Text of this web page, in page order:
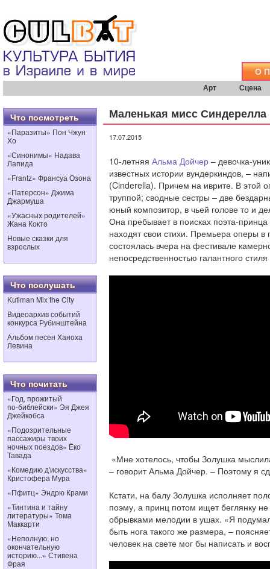
О
Арт Сцена
Что посмотреть
«Паразиты» Пон Чжун
Хо
«Синонимы» Надава
Лапида
«Frantz» Франсуа Озона
«Патерсон» Джима
Джармуша
«Ужасных родителей»
Жана Кокто
Новые сказки для
взрослых
Что послушать
Kutiman Mix the City
Видеоархив событий
конкурса Рубинштейна
Альбом песен Ханоха
Левина
Что почитать
«Год, прожитый
по‑библейски» Эя Джея
Джейкобса
«Подозрительные
пассажиры твоих
ночных поездов» Ёко
Тавада
«Комедию д'искусства»
Кристофера Мура
«Пфитц» Эндрю Крами
«Тинтина и тайну
литературы» Тома
Маккарти
«Неполную, но
окончательную
историю...» Стивена
Фрая
Маленькая мисс Синдерелла
17.07.2015
10-летняя Альма Дойчер – девочка-
известных истории вундеркиндов, –
(Cinderella). Причем на иврите. В этой
труппой; сводные сестры – две
юный композитор, в чьей голове то и
Она пребывает в поисках поэта-
находят свои стихи. Премьера оперы
состоялась вчера на фестивале
непосредственностью галантного
«Мне хотелось, чтобы Золушка
– говорит Альма Дойчер. – Поэтому я
Кстати, на балу Золушка исполняет
поэму, а принц потом ищет беглянку
обрывками мелодии в ушах. «Я
быть нога такого же размера, –
человек на свете мог бы написать и